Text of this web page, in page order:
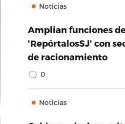
Noticias
Amplian funciones
'RepórtalosSJ' con
de racionamiento
0
Noticias